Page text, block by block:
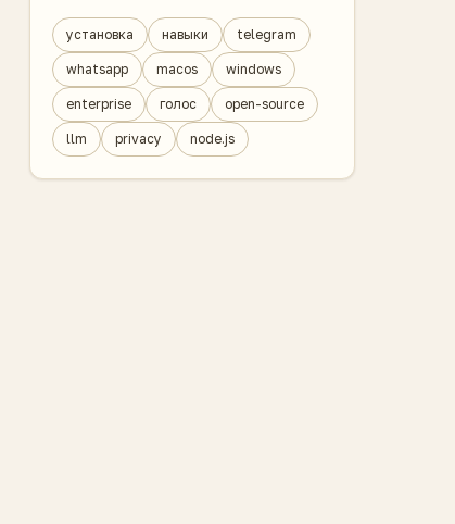
установка навыки telegram
whatsapp macos windows
enterprise голос open-source
llm privacy node.js